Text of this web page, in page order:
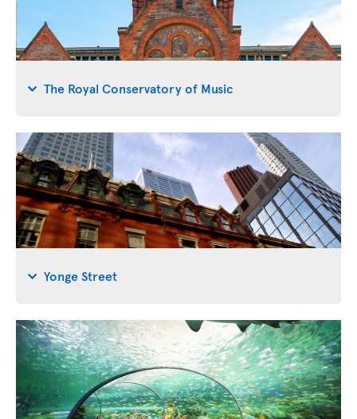
The Royal Conservatory of Music
Yonge Street